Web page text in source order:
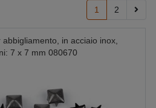
1 2
in acciaio inox,
7 x 7 mm 080670